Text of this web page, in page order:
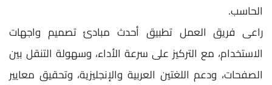
الحاسب.
راعى فريق العمل تطبيق أحدث مبادئ تصميم واجهات
الاستخدام، مع التركيز على سرعة الأداء، وسهولة التنقل بين
الصفحات، ودعم اللغتين العربية والإنجليزية، وتحقيق معايير